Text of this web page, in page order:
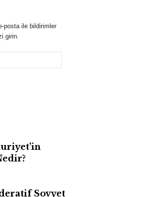
posta ile bildirimler
girin.
Sovyet